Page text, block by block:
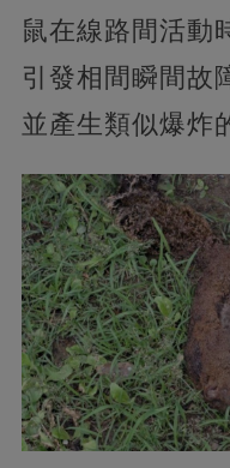
鼠在線路間活動
引發相間瞬間故
並產生類似爆炸